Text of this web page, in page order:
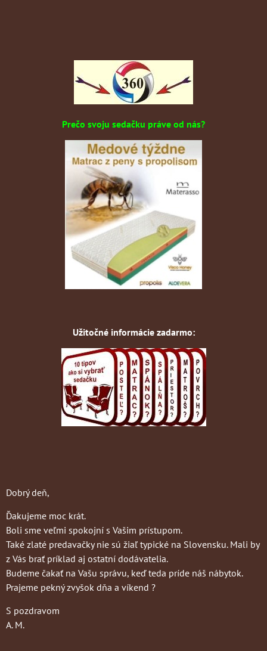
Prečo svoju sedačku práve od nás?
Užitočné informácie zadarmo:
Dobrý deň,
Ďakujeme moc krát.
Boli sme veľmi spokojní s Vašim prístupom.
Také zlaté predavačky nie sú žiaľ typické na Slovensku. Mali by
z Vás brať príklad aj ostatní dodávatelia.
Budeme čakať na Vašu správu, keď teda príde náš nábytok.
Prajeme pekný zvyšok dňa a víkend ?
S pozdravom
A. M.